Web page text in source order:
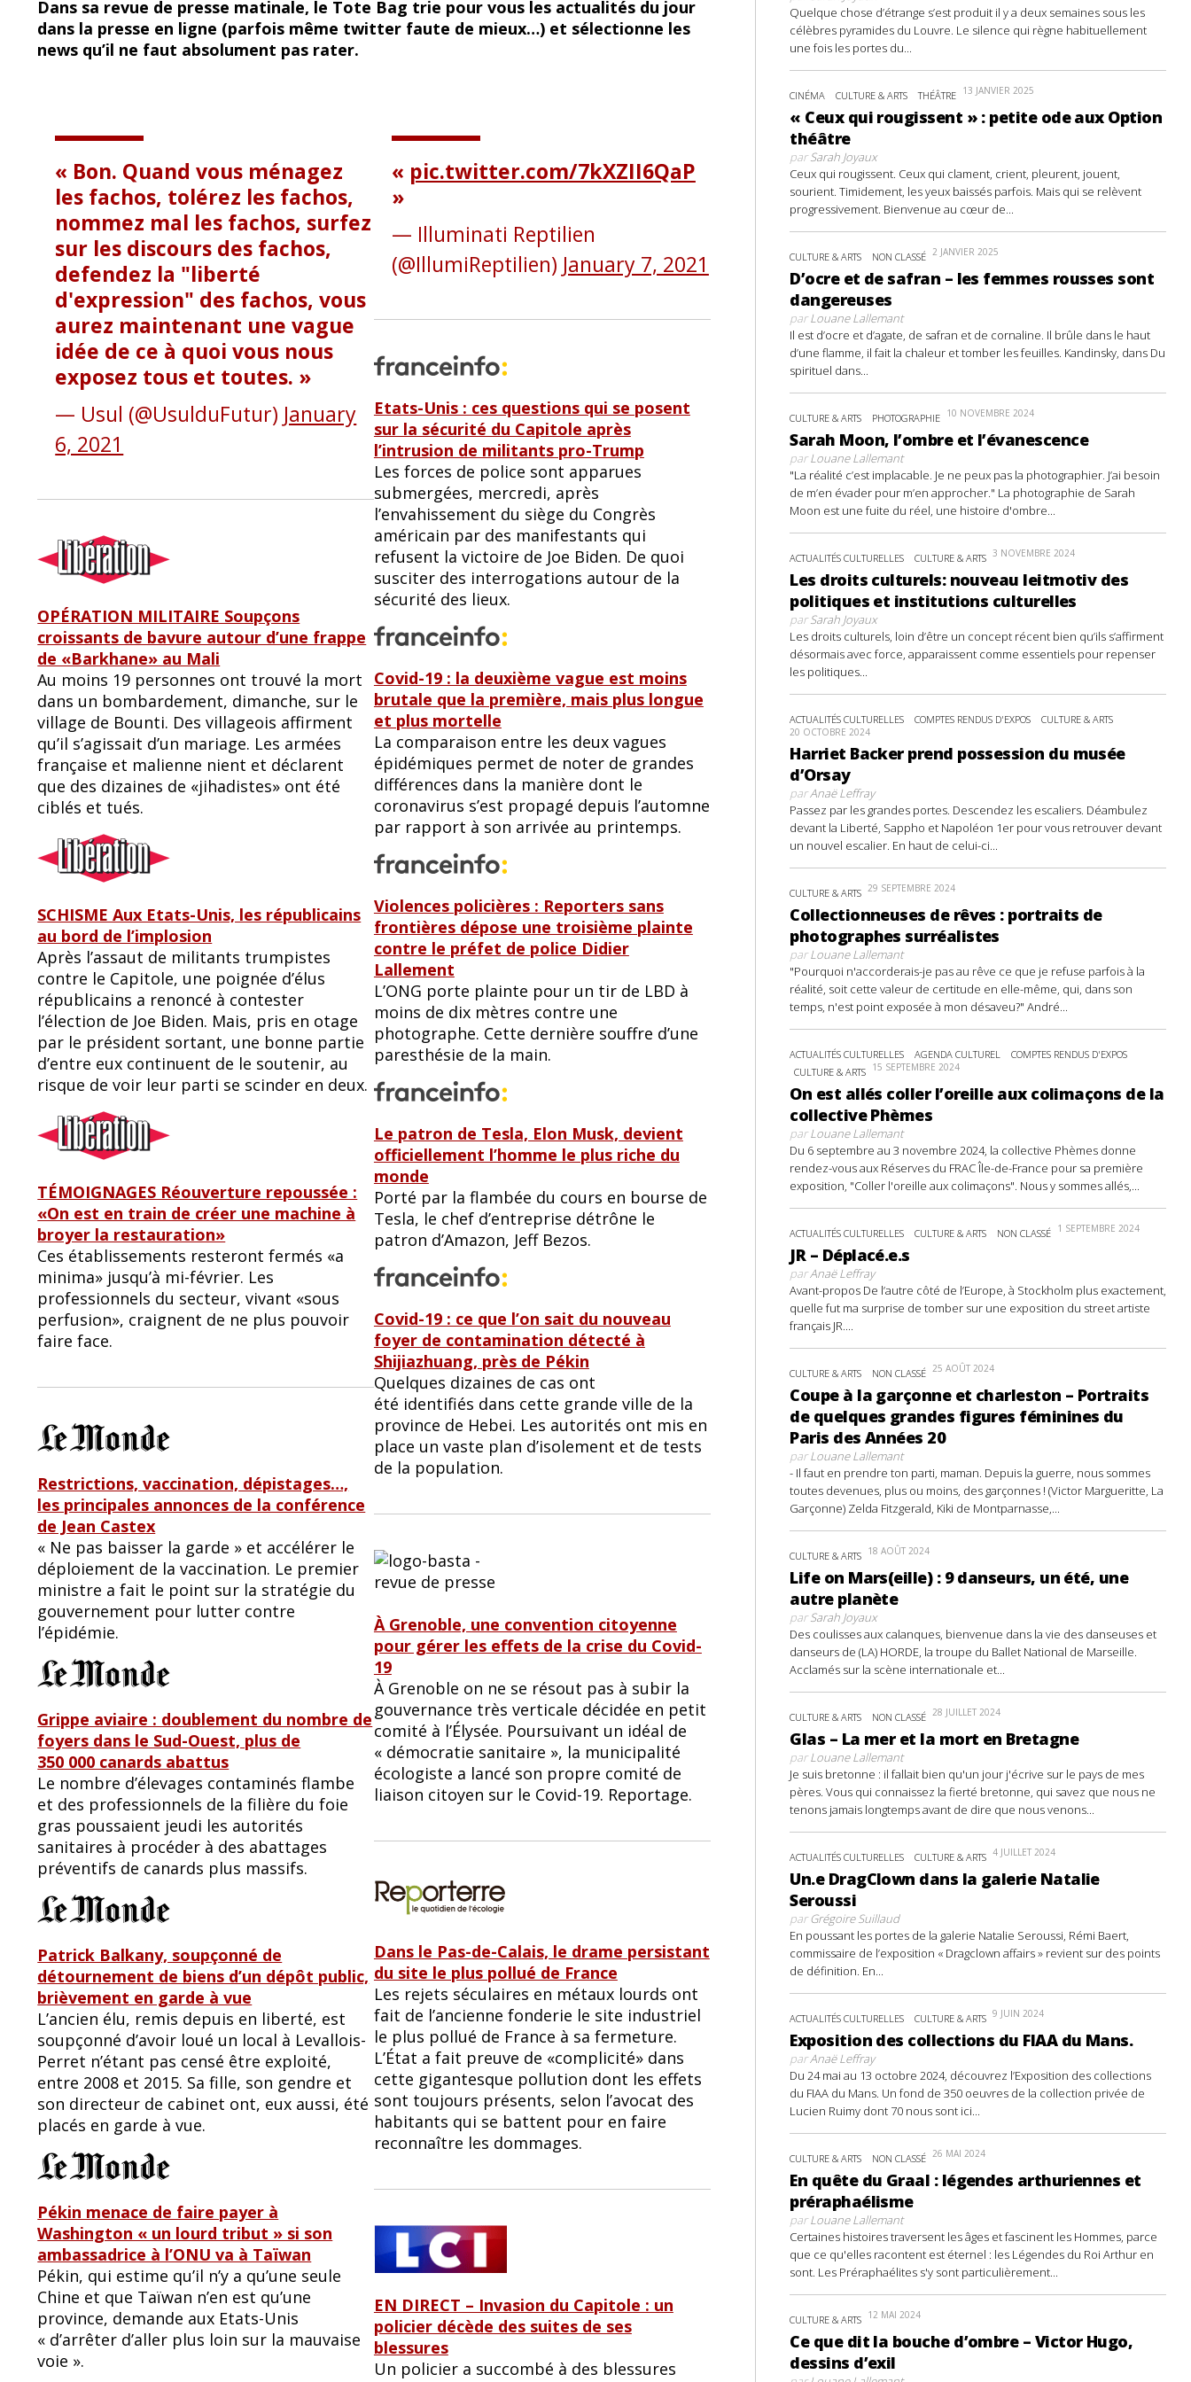
e
b
k
e
sk
Dans sa revue de presse matinale, le Tote Bag trie pour vous les actualités du jour
dans la presse en ligne (parfois même twitter faute de mieux…) et sélectionne les
news qu’il ne faut absolument pas rater.
Bon. Quand vous ménagez
les fachos, tolérez les fachos,
nommez mal les fachos, surfez
sur les discours des fachos,
defendez la "liberté
d'expression" des fachos, vous
aurez maintenant une vague
idée de ce à quoi vous nous
exposez tous et toutes.
— Usul (@UsulduFutur) January
6, 2021
OPÉRATION MILITAIRE Soupçons
croissants de bavure autour d’une frappe
de «Barkhane» au Mali
Au moins 19 personnes ont trouvé la mort
dans un bombardement, dimanche, sur le
village de Bounti. Des villageois affirment
qu’il s’agissait d’un mariage. Les armées
française et malienne nient et déclarent
que des dizaines de «jihadistes» ont été
ciblés et tués.
SCHISME Aux Etats-Unis, les républicains
au bord de l’implosion
Après l’assaut de militants trumpistes
contre le Capitole, une poignée d’élus
républicains a renoncé à contester
l’élection de Joe Biden. Mais, pris en otage
par le président sortant, une bonne partie
d’entre eux continuent de le soutenir, au
risque de voir leur parti se scinder en deux.
TÉMOIGNAGES Réouverture repoussée :
«On est en train de créer une machine à
broyer la restauration»
Ces établissements resteront fermés «a
minima» jusqu’à mi-février. Les
professionnels du secteur, vivant «sous
perfusion», craignent de ne plus pouvoir
faire face.
Restrictions, vaccination, dépistages…,
les principales annonces de la conférence
de Jean Castex
« Ne pas baisser la garde » et accélérer le
déploiement de la vaccination. Le premier
ministre a fait le point sur la stratégie du
gouvernement pour lutter contre
l’épidémie.
Grippe aviaire : doublement du nombre de
foyers dans le Sud-Ouest, plus de
350 000 canards abattus
Le nombre d’élevages contaminés flambe
et des professionnels de la filière du foie
gras poussaient jeudi les autorités
sanitaires à procéder à des abattages
préventifs de canards plus massifs.
Patrick Balkany, soupçonné de
détournement de biens d’un dépôt public,
brièvement en garde à vue
L’ancien élu, remis depuis en liberté, est
soupçonné d’avoir loué un local à Levallois-
Perret n’étant pas censé être exploité,
entre 2008 et 2015. Sa fille, son gendre et
son directeur de cabinet ont, eux aussi, été
placés en garde à vue.
Pékin menace de faire payer à
Washington « un lourd tribut » si son
ambassadrice à l’ONU va à Taïwan
Pékin, qui estime qu’il n’y a qu’une seule
Chine et que Taïwan n’en est qu’une
province, demande aux Etats-Unis
« d’arrêter d’aller plus loin sur la mauvaise
voie ».
pic.twitter.com/7kXZII6QaP
— Illuminati Reptilien
(@IllumiReptilien) January 7, 2021
Etats-Unis : ces questions qui se posent
sur la sécurité du Capitole après
l’intrusion de militants pro-Trump
Les forces de police sont apparues
submergées, mercredi, après
l’envahissement du siège du Congrès
américain par des manifestants qui
refusent la victoire de Joe Biden. De quoi
susciter des interrogations autour de la
sécurité des lieux.
Covid-19 : la deuxième vague est moins
brutale que la première, mais plus longue
et plus mortelle
La comparaison entre les deux vagues
épidémiques permet de noter de grandes
différences dans la manière dont le
coronavirus s’est propagé depuis l’automne
par rapport à son arrivée au printemps.
Violences policières : Reporters sans
frontières dépose une troisième plainte
contre le préfet de police Didier
Lallement
L’ONG porte plainte pour un tir de LBD à
moins de dix mètres contre une
photographe. Cette dernière souffre d’une
paresthésie de la main.
Le patron de Tesla, Elon Musk, devient
officiellement l’homme le plus riche du
monde
Porté par la flambée du cours en bourse de
Tesla, le chef d’entreprise détrône le
patron d’Amazon, Jeff Bezos.
Covid-19 : ce que l’on sait du nouveau
foyer de contamination détecté à
Shijiazhuang, près de Pékin
Quelques dizaines de cas ont
été identifiés dans cette grande ville de la
province de Hebei. Les autorités ont mis en
place un vaste plan d’isolement et de tests
de la population.
À Grenoble, une convention citoyenne
pour gérer les effets de la crise du Covid-
19
À Grenoble on ne se résout pas à subir la
gouvernance très verticale décidée en petit
comité à l’Élysée. Poursuivant un idéal de
« démocratie sanitaire », la municipalité
écologiste a lancé son propre comité de
liaison citoyen sur le Covid-19. Reportage.
Dans le Pas-de-Calais, le drame persistant
du site le plus pollué de France
Les rejets séculaires en métaux lourds ont
fait de l’ancienne fonderie le site industriel
le plus pollué de France à sa fermeture.
L’État a fait preuve de «complicité» dans
cette gigantesque pollution dont les effets
sont toujours présents, selon l’avocat des
habitants qui se battent pour en faire
reconnaître les dommages.
EN DIRECT – Invasion du Capitole : un
policier décède des suites de ses
blessures
Un policier a succombé à des blessures
Quelque chose d’étrange s’est produit il y a deux semaines sous les
célèbres pyramides du Louvre. Le silence qui règne habituellement
une fois les portes du...
CINÉMA CULTURE & ARTS THÉÂTRE 13 JANVIER 2025
« Ceux qui rougissent » : petite ode aux Option
théâtre
parSarah Joyaux
Ceux qui rougissent. Ceux qui clament, crient, pleurent, jouent,
sourient. Timidement, les yeux baissés parfois. Mais qui se relèvent
progressivement. Bienvenue au cœur de...
CULTURE & ARTS NON CLASSÉ 2 JANVIER 2025
D’ocre et de safran – les femmes rousses sont
dangereuses
parLouane Lallemant
Il est d’ocre et d’agate, de safran et de cornaline. Il brûle dans le haut
d’une flamme, il fait la chaleur et tomber les feuilles. Kandinsky, dans Du
spirituel dans...
CULTURE & ARTS PHOTOGRAPHIE 10 NOVEMBRE 2024
Sarah Moon, l’ombre et l’évanescence
parLouane Lallemant
"La réalité c’est implacable. Je ne peux pas la photographier. J’ai besoin
de m’en évader pour m’en approcher." La photographie de Sarah
Moon est une fuite du réel, une histoire d'ombre...
ACTUALITÉS CULTURELLES CULTURE & ARTS 3 NOVEMBRE 2024
Les droits culturels: nouveau leitmotiv des
politiques et institutions culturelles
parSarah Joyaux
Les droits culturels, loin d’être un concept récent bien qu’ils s’affirment
désormais avec force, apparaissent comme essentiels pour repenser
les politiques...
ACTUALITÉS CULTURELLES COMPTES RENDUS D'EXPOS CULTURE & ARTS
20 OCTOBRE 2024
Harriet Backer prend possession du musée
d’Orsay
parAnaë Leffray
Passez par les grandes portes. Descendez les escaliers. Déambulez
devant la Liberté, Sappho et Napoléon 1er pour vous retrouver devant
un nouvel escalier. En haut de celui-ci...
CULTURE & ARTS 29 SEPTEMBRE 2024
Collectionneuses de rêves : portraits de
photographes surréalistes
parLouane Lallemant
"Pourquoi n'accorderais-je pas au rêve ce que je refuse parfois à la
réalité, soit cette valeur de certitude en elle-même, qui, dans son
temps, n'est point exposée à mon désaveu?" André...
ACTUALITÉS CULTURELLES AGENDA CULTUREL
COMPTES RENDUS D'EXPOS
CULTURE & ARTS 15 SEPTEMBRE 2024
On est allés coller l’oreille aux colimaçons de la
collective Phèmes
parLouane Lallemant
Du 6 septembre au 3 novembre 2024, la collective Phèmes donne
rendez-vous aux Réserves du FRAC Île-de-France pour sa première
exposition, "Coller l'oreille aux colimaçons". Nous y sommes allés,...
ACTUALITÉS CULTURELLES CULTURE & ARTS NON CLASSÉ 1 SEPTEMBRE 2024
JR – Déplacé.e.s
parAnaë Leffray
Avant-propos De l’autre côté de l’Europe, à Stockholm plus exactement,
quelle fut ma surprise de tomber sur une exposition du street artiste
français JR....
CULTURE & ARTS NON CLASSÉ 25 AOÛT 2024
Coupe à la garçonne et charleston – Portraits
de quelques grandes figures féminines du
Paris des Années 20
parLouane Lallemant
- Il faut en prendre ton parti, maman. Depuis la guerre, nous sommes
toutes devenues, plus ou moins, des garçonnes ! (Victor Margueritte, La
Garçonne) Zelda Fitzgerald, Kiki de Montparnasse,...
CULTURE & ARTS 18 AOÛT 2024
Life on Mars(eille) : 9 danseurs, un été, une
autre planète
parSarah Joyaux
Des coulisses aux calanques, bienvenue dans la vie des danseuses et
danseurs de (LA) HORDE, la troupe du Ballet National de Marseille.
Acclamés sur la scène internationale et...
CULTURE & ARTS NON CLASSÉ 28 JUILLET 2024
Glas – La mer et la mort en Bretagne
parLouane Lallemant
Je suis bretonne : il fallait bien qu'un jour j'écrive sur le pays de mes
pères. Vous qui connaissez la fierté bretonne, qui savez que nous ne
tenons jamais longtemps avant de dire que nous venons...
ACTUALITÉS CULTURELLES CULTURE & ARTS 4 JUILLET 2024
Un.e DragClown dans la galerie Natalie
Seroussi
parGrégoire Suillaud
En poussant les portes de la galerie Natalie Seroussi, Rémi Baert,
commissaire de l’exposition « Dragclown affairs » revient sur des points
de définition. En...
ACTUALITÉS CULTURELLES CULTURE & ARTS 9 JUIN 2024
Exposition des collections du FIAA du Mans.
parAnaë Leffray
Du 24 mai au 13 octobre 2024, découvrez l’Exposition des collections
du FIAA du Mans. Un fond de 350 oeuvres de la collection privée de
Lucien Ruimy dont 70 nous sont ici...
CULTURE & ARTS NON CLASSÉ 26 MAI 2024
En quête du Graal : légendes arthuriennes et
préraphaélisme
parLouane Lallemant
Certaines histoires traversent les âges et fascinent les Hommes, parce
que ce qu'elles racontent est éternel : les Légendes du Roi Arthur en
sont. Les Préraphaélites s'y sont particulièrement...
CULTURE & ARTS 12 MAI 2024
Ce que dit la bouche d’ombre – Victor Hugo,
dessins d’exil